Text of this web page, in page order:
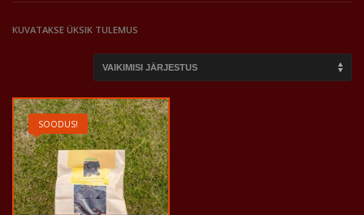
KUVATAKSE ÜKSIK TULEMUS
SOODUS!